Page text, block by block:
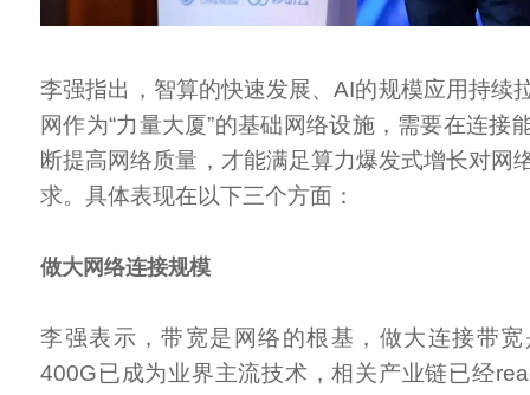
李强指出，智算的快速发展、AI的规模应用持续
网作为“力量大厦”的基础网络设施，需要在连接
断提高网络质量，才能满足算力爆发式增长对网
求。具体表现在以下三个方面：
做大网络连接规模
李强表示，带宽是网络的根基，做大连接带
400G已成为业界主流技术，相关产业链已经